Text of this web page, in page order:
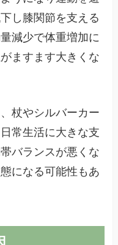
し膝関節を支える
減少で体重増加に
ますます大きくな
杖やシルバーカー
常生活に大きな支
バランスが悪くな
になる可能性もあ